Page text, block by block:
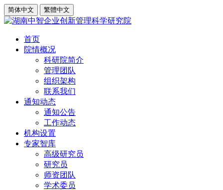
简体中文 繁體中文
首页
院情概况
科研院简介
管理团队
组织架构
联系我们
通知动态
通知公告
工作动态
机构设置
专家智库
高级研究员
研究员
师资团队
学术委员